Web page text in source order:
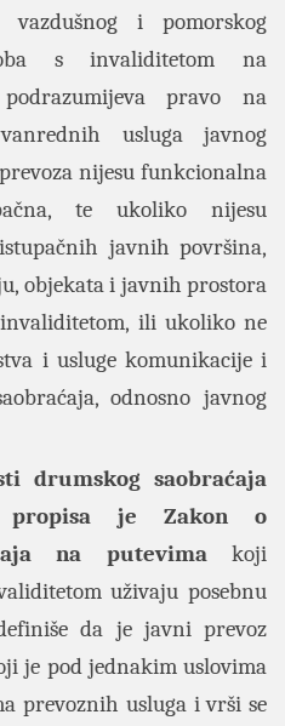
vazdušnog i pomorskog
s invaliditetom na
pravo na
usluga javnog
nijesu funkcionalna
te ukoliko nijesu
javnih površina,
objekata i javnih prostora
ili ukoliko ne
i usluge komunikacije i
odnosno javnog
drumskog saobraćaja
je Zakon o
na putevima koji
uživaju posebnu
da je javni prevoz
je pod jednakim uslovima
prevoznih usluga i vrši se